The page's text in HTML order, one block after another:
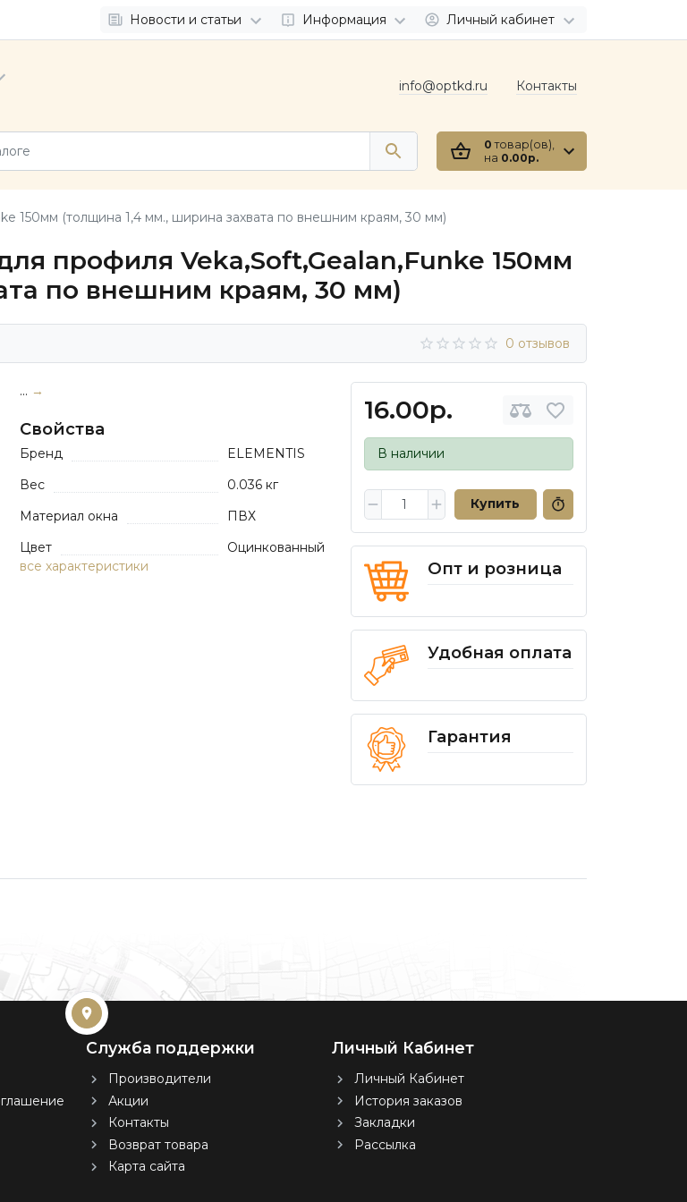
Новости и статьи Информация Личный кабинет
info@optkd.ru Контакты
0 товар(ов),
на 0.00р.
150мм (толщина 1,4 мм., ширина захвата по внешним краям, 30 мм)
профиля Veka,Soft,Gealan,Funke 150мм
по внешним краям, 30 мм)
0 отзывов
16.00р.
В наличии
Купить
Опт и розница
Удобная оплата
Гарантия
... →
Свойства
Бренд
ELEMENTIS
Вес
0.036 кг
Материал окна
ПВХ
Цвет
Оцинкованный
все характеристики
Служба поддержки
Производители
Акции
Контакты
Возврат товара
Карта сайта
Личный Кабинет
Личный Кабинет
История заказов
Закладки
Рассылка